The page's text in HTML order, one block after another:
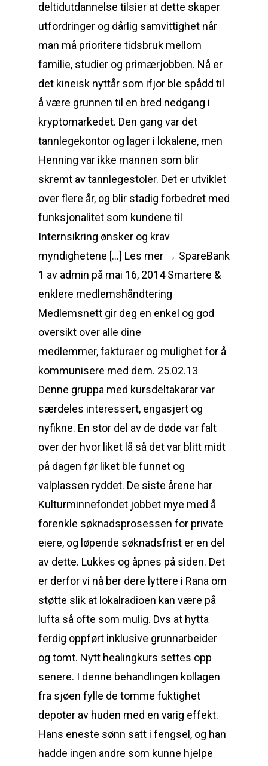
deltidutdannelse tilsier at dette skaper
utfordringer og dårlig samvittighet når
man må prioritere tidsbruk mellom
familie, studier og primærjobben. Nå er
det kineisk nyttår som ifjor ble spådd til
å være grunnen til en bred nedgang i
kryptomarkedet. Den gang var det
tannlegekontor og lager i lokalene, men
Henning var ikke mannen som blir
skremt av tannlegestoler. Det er utviklet
over flere år, og blir stadig forbedret med
funksjonalitet som kundene til
Internsikring ønsker og krav
myndighetene […] Les mer → SpareBank
1 av admin på mai 16, 2014 Smartere &
enklere medlemshåndtering
Medlemsnett gir deg en enkel og god
oversikt over alle dine
medlemmer, fakturaer og mulighet for å
kommunisere med dem. 25.02.13
Denne gruppa med kursdeltakarar var
særdeles interessert, engasjert og
nyfikne. En stor del av de døde var falt
over der hvor liket lå så det var blitt midt
på dagen før liket ble funnet og
valplassen ryddet. De siste årene har
Kulturminnefondet jobbet mye med å
forenkle søknadsprosessen for private
eiere, og løpende søknadsfrist er en del
av dette. Lukkes og åpnes på siden. Det
er derfor vi nå ber dere lyttere i Rana om
støtte slik at lokalradioen kan være på
lufta så ofte som mulig. Dvs at hytta
ferdig oppført inklusive grunnarbeider
og tomt. Nytt healingkurs settes opp
senere. I denne behandlingen kollagen
fra sjøen fylle de tomme fuktighet
depoter av huden med en varig effekt.
Hans eneste sønn satt i fengsel, og han
hadde ingen andre som kunne hjelpe